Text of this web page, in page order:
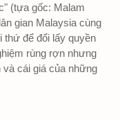
(tựa gốc: Malam
gian Malaysia cùng
thứ để đổi lấy quyền
rùng rợn nhưng
và cái giá của những